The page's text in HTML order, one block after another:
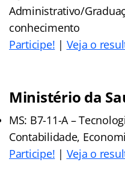
Administrativo/
conhecimento
Participe! | Veja o
Ministério da
MS: B7-11-A –
Contabilidade,
Participe! | Veja o